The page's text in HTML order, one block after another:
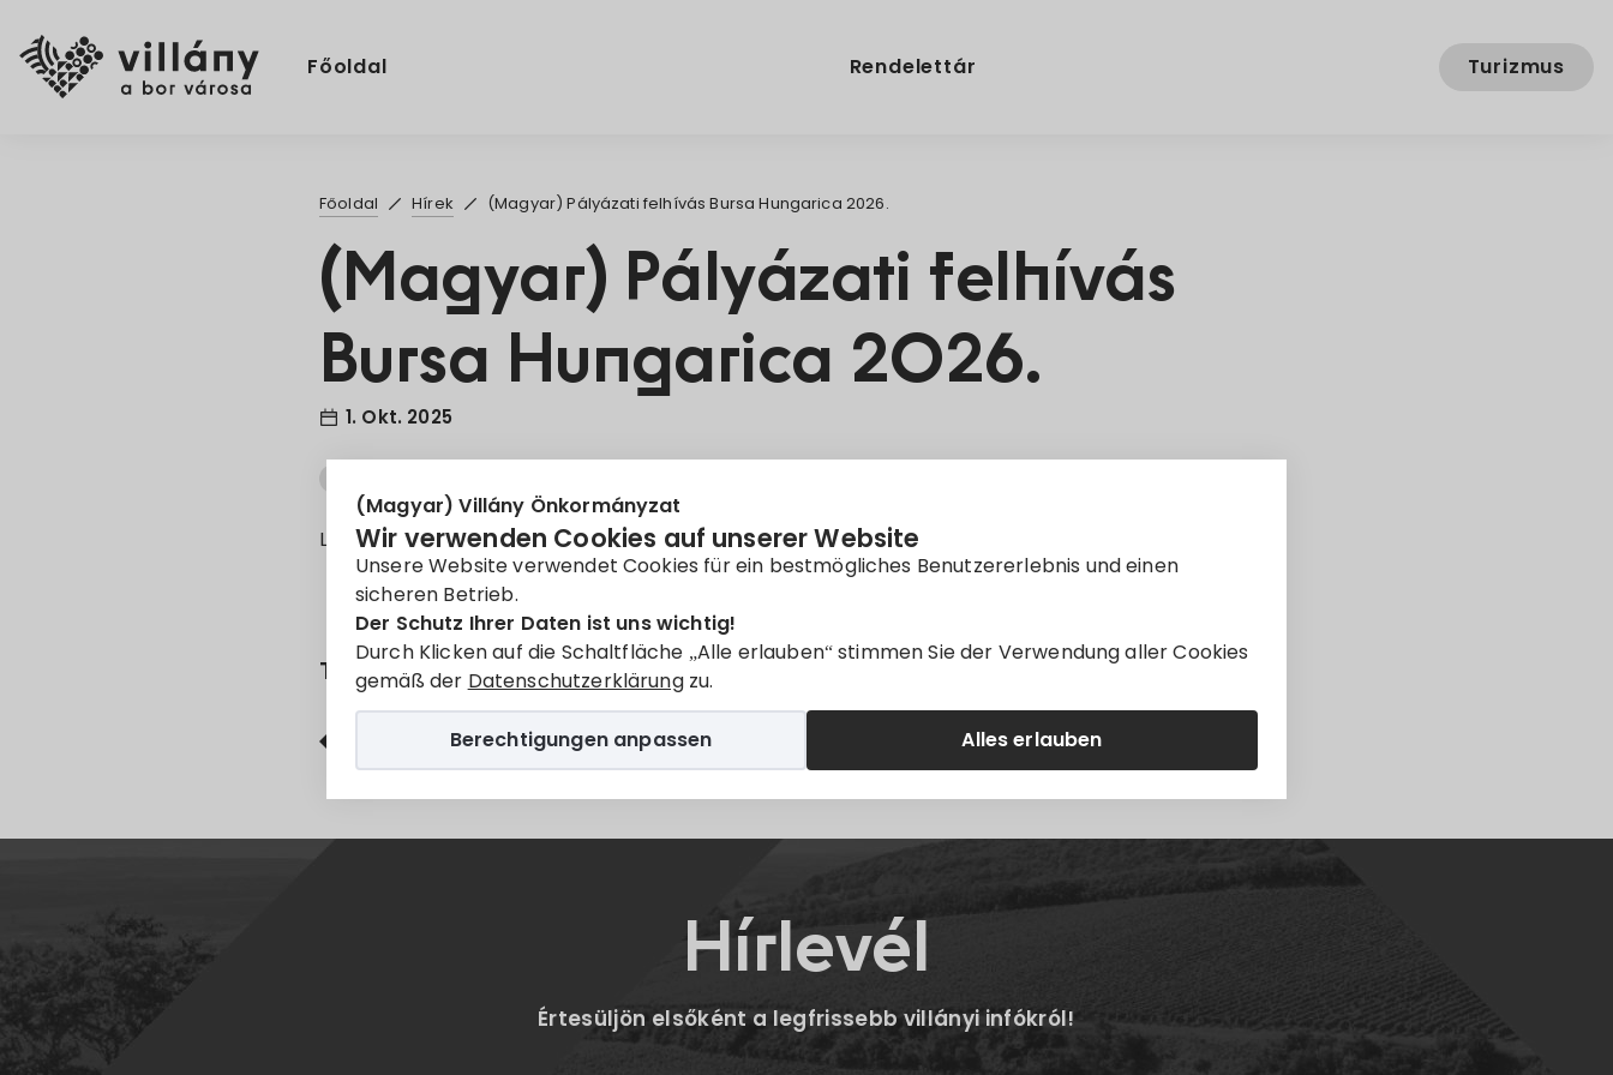
(Magyar) Villány Önkormányzat
Wir verwenden Cookies auf unserer Website
Unsere Website verwendet Cookies für ein bestmögliches Benutzererlebnis und einen
sicheren Betrieb.
Der Schutz Ihrer Daten ist uns wichtig!
Durch Klicken auf die Schaltfläche „Alle erlauben“ stimmen Sie der Verwendung aller Cookies
gemäß der Datenschutzerklärungzu.
Alles erlauben
Berechtigungen anpassen
Főoldal Rendelettár Turizmus
Főoldal Hírek (Magyar) Pályázati felhívás Bursa Hungarica 2026.
(Magyar) Pályázati felhívás
Bursa Hungarica 2026.
1. Okt. 2025
Leider ist der Eintrag nur aufMagyarverfügbar.
Teilen
Facebook Twitter E-mail
Hírlevél
Értesüljön elsőként a legfrissebb villányi infókról!